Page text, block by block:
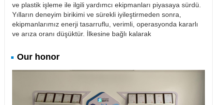
ve plastik işleme ile ilgili yardımcı ekipmanları piyasaya sürdü.
Yılların deneyim birikimi ve sürekli iyileştirmeden sonra,
ekipmanlarımız enerji tasarruflu, verimli, operasyonda kararlı
ve arıza oranı düşüktür. İlkesine bağlı kalarak
Our honor